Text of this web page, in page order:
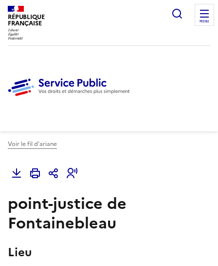
RÉPUBLIQUE
FRANÇAISE
Ouvrir
MENU
Voir le fil d'ariane
point-justice de
Fontainebleau
Lieu